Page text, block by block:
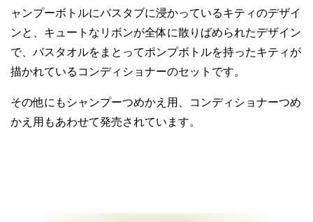
ャンプーボトルにバスタブに浸かっているキティのデザイ
ンと、キュートなリボンが全体に散りばめられたデザイン
で、バスタオルをまとってポンプボトルを持ったキティが
描かれているコンディショナーのセットです。
その他にもシャンプーつめかえ用、コンディショナーつめ
かえ用もあわせて発売されています。